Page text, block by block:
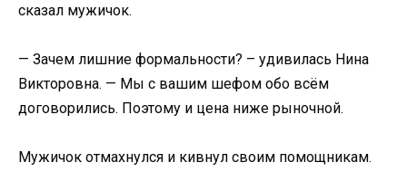
сказал мужичок.
— Зачем лишние формальности? – удивилась Нина
Викторовна. — Мы с вашим шефом обо всём
договорились. Поэтому и цена ниже рыночной.
Мужичок отмахнулся и кивнул своим помощникам.